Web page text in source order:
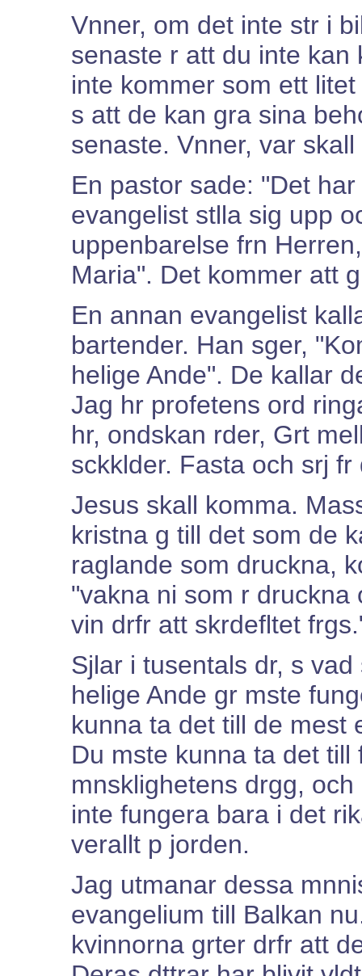
Vnner, om det inte str i
senaste r att du inte
inte kommer som ett
s att de kan gra sina
senaste. Vnner, var
En pastor sade: "Det
evangelist stlla sig upp
uppenbarelse frn
Maria". Det kommer att
En annan evangelist
bartender. Han sger,
helige Ande". De kallar
Jag hr profetens ord
hr, ondskan rder, Grt
sckklder. Fasta och srj
Jesus skall komma.
kristna g till det som de
raglande som druckna,
"vakna ni som r
vin drfr att skrdefltet
Sjlar i tusentals dr, s
helige Ande gr mste
kunna ta det till de mest
Du mste kunna ta det
mnsklighetens drgg,
inte fungera bara i det
verallt p jorden.
Jag utmanar dessa
evangelium till Balkan
kvinnorna grter drfr att